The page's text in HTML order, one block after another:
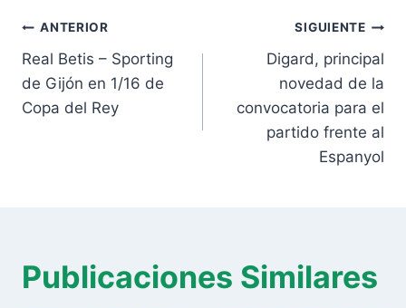
Navegación
de
entradas
ANTERIOR
Real Betis – Sporting
de Gijón en 1/16 de
Copa del Rey
SIGUIENTE
Digard, principal
novedad de la
convocatoria para el
partido frente al
Espanyol
Publicaciones Similares